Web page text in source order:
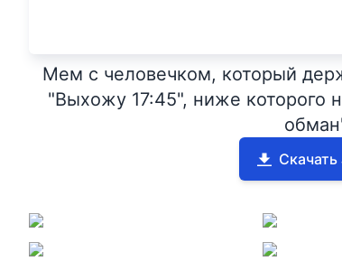
Мем с человечком, который
"Выхожу 17:45", ниже которого
Скачать